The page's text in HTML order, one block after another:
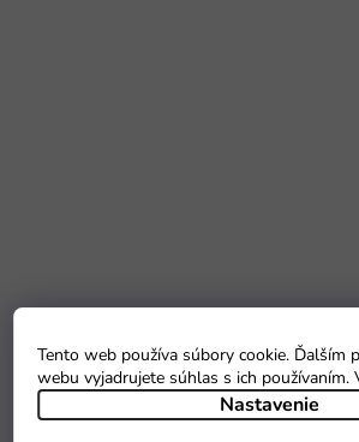
Tento web používa súbory cookie. Ďalším
webu vyjadrujete súhlas s ich používaním.
Nastavenie